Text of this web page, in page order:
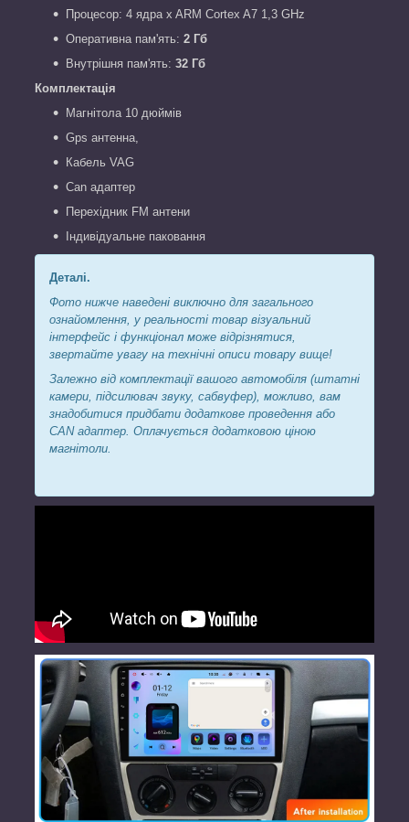
Процесор: 4 ядра x ARM Cortex A7 1,3 GHz
Оперативна пам'ять: 2 Гб
Внутрішня пам'ять: 32 Гб
Комплектація
Магнітола 10 дюймів
Gps антенна,
Кабель VAG
Can адаптер
Перехідник FM антени
Індивідуальне паковання
Деталі.
Фото нижче наведені виключно для загального
ознайомлення, у реальності товар візуальний
інтерфейс і функціонал може відрізнятися,
звертайте увагу на технічні описи товару вище!
Залежно від комплектації вашого автомобіля (штатні
камери, підсилювач звуку, сабвуфер), можливо, вам
знадобитися придбати додаткове проведення або
CAN адаптер. Оплачується додатковою ціною
магнітоли.